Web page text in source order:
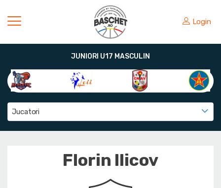
Login
JUNIORI U17 MASCULIN
Jucatori
Florin Ilicov